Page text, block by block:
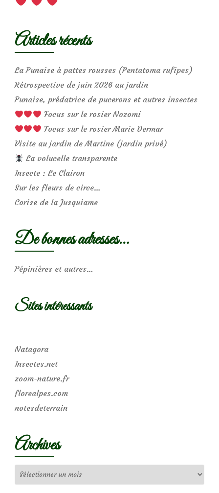
Articles récents
La Punaise à pattes rousses (Pentatoma rufipes)
Rétrospective de juin 2026 au jardin
Punaise, prédatrice de pucerons et autres insectes
Focus sur le rosier Nozomi
Focus sur le rosier Marie Dermar
Visite au jardin de Martine (jardin privé)
La volucelle transparente
Insecte : Le Clairon
Sur les fleurs de circe…
Corise de la Jusquiame
De bonnes adresses…
Pépinières et autres…
Sites intéressants
Natagora
Insectes.net
zoom-nature.fr
florealpes.com
notesdeterrain
Archives